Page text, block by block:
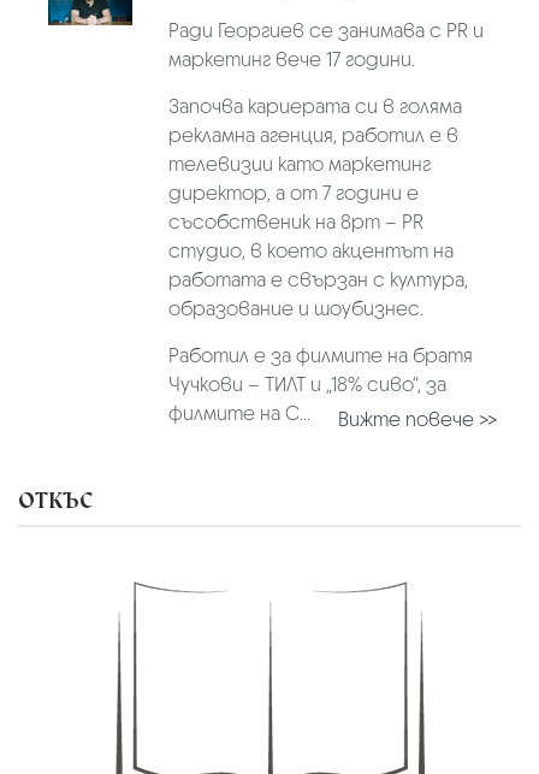
Ради Георгиев се занимава с PR и
маркетинг вече 17 години.
Започва кариерата си в голяма
рекламна агенция, работил е в
телевизии като маркетинг
директор, а от 7 години е
съсобственик на 8pm – PR
студио, в което акцентът на
работата е свързан с култура,
образование и шоубизнес.
Работил е за филмите на братя
Чучкови – ТИЛТ и „18% сиво“, за
филмите на С...
Вижте повече >>
ОТКЪС